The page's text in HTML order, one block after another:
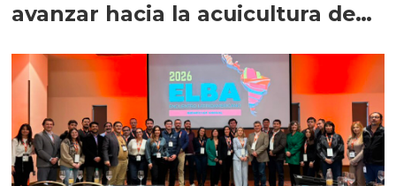
avanzar hacia la acuicultura de